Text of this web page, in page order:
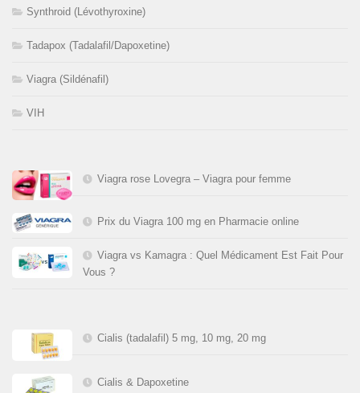
Synthroid (Lévothyroxine)
Tadapox (Tadalafil/Dapoxetine)
Viagra (Sildénafil)
VIH
Viagra rose Lovegra – Viagra pour femme
Prix du Viagra 100 mg en Pharmacie online
Viagra vs Kamagra : Quel Médicament Est Fait Pour
Vous ?
Cialis (tadalafil) 5 mg, 10 mg, 20 mg
Cialis & Dapoxetine